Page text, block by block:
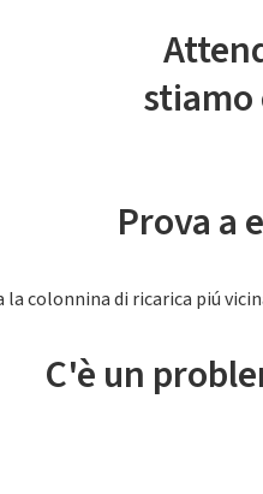
Prova a
colonnina di ricarica piú
C'è un